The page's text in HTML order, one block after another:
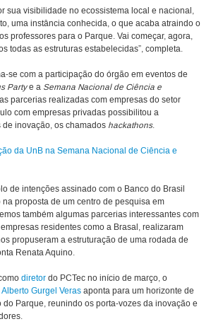
sua visibilidade no ecossistema local e nacional,
uma instância conhecida, o que acaba atraindo o
professores para o Parque. Vai começar, agora,
todas as estruturas estabelecidas”, completa.
se com a participação do órgão em eventos de
Partye a Semana Nacional de Ciência e
parcerias realizadas com empresas do setor
com empresas privadas possibilitou a
inovação, os chamados hackathons.
da UnB na Semana Nacional de Ciência e
de intenções assinado com o Banco do Brasil
proposta de um centro de pesquisa em
também algumas parcerias interessantes com
residentes como a Brasal, realizaram
propuseram a estruturação de uma rodada de
Renata Aquino.
diretor do PCTec no início de março, o
Gurgel Veras aponta para um horizonte de
Parque, reunindo os porta-vozes da inovação e